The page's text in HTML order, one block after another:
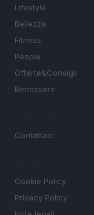
Lifestyle
Bellezza
Fitness
People
Offerte&Consigli
Benessere
Contattaci
Cookie Policy
Privacy Policy